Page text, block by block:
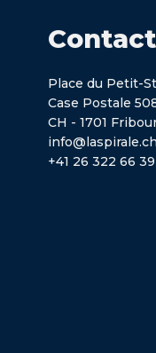
Contact
Place du Petit-
Case Postale
CH - 1701
info@laspirale.ch
+41 26 322 66 39